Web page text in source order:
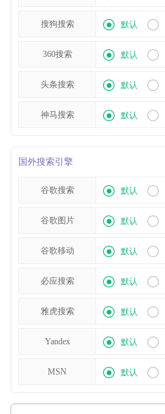
搜狗搜索 默认
360搜索 默认
头条搜索 默认
神马搜索 默认
国外搜索引擎
谷歌搜索 默认
谷歌图片 默认
谷歌移动 默认
必应搜索 默认
雅虎搜索 默认
Yandex 默认
MSN 默认